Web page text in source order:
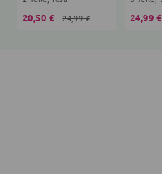
20,50 € 24,99 € 24,99 €